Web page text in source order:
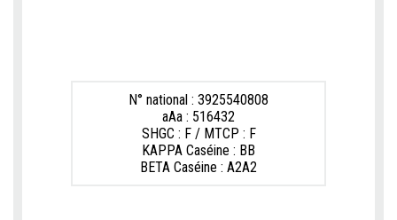
N° national : 3925540808
aAa : 516432
SHGC : F / MTCP : F
KAPPA Caséine : BB
BETA Caséine : A2A2